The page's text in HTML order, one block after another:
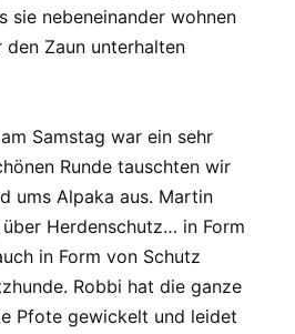
sie nebeneinander wohnen
Zaun unterhalten
Samstag war ein sehr
Runde tauschten wir
ums Alpaka aus. Martin
Herdenschutz… in Form
in Form von Schutz
Robbi hat die ganze
Pfote gewickelt und leidet